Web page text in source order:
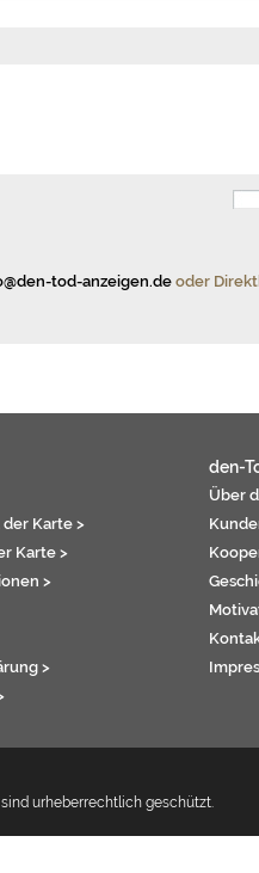
tod-anzeigen.deoder
Karte >
Karte >
>
>
den-
Über
urheberrechtlich geschützt.